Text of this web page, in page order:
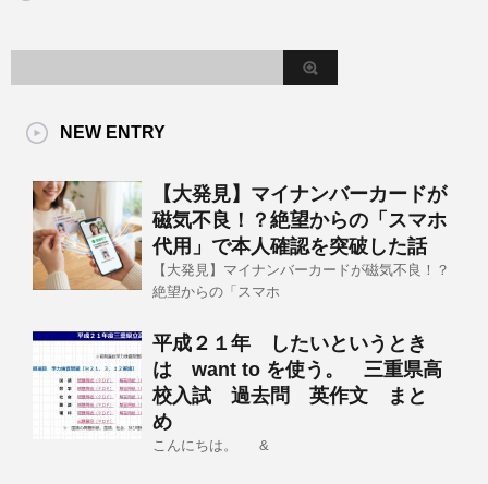
NEW ENTRY
【大発見】マイナンバーカードが
磁気不良！？絶望からの「スマホ
代用」で本人確認を突破した話
【大発見】マイナンバーカードが磁気不良！？
絶望からの「スマホ
平成２１年 したいというとき
は want to を使う。 三重県高
校入試 過去問 英作文 まと
め
こんにちは。 &